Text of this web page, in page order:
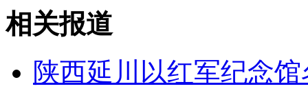
安徽一实载49人客车翻车
走！跟着总书记去植树
相关报道
陕西延川以红军纪念